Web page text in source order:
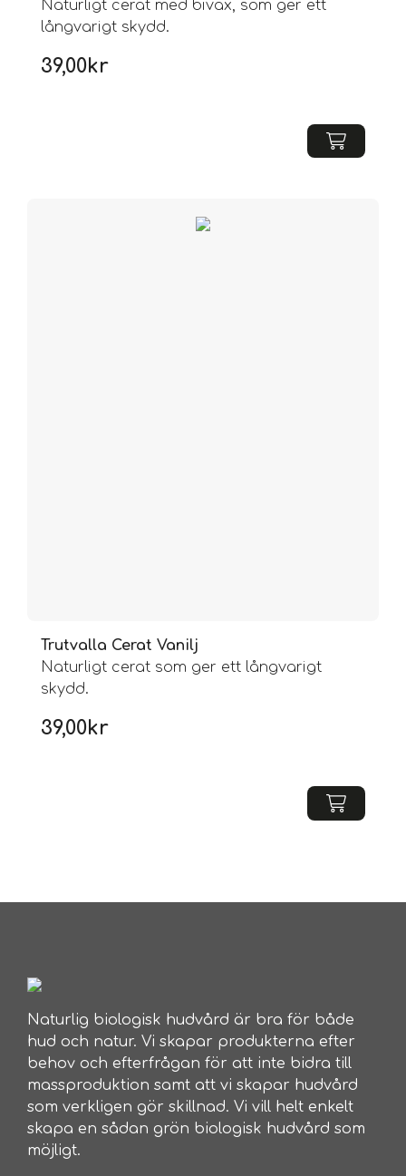
Naturligt cerat med bivax, som ger ett
långvarigt skydd.
39,00kr
Trutvalla Cerat Vanilj
Naturligt cerat som ger ett långvarigt
skydd.
39,00kr
Naturlig biologisk hudvård är bra för både
hud och natur. Vi skapar produkterna efter
behov och efterfrågan för att inte bidra till
massproduktion samt att vi skapar hudvård
som verkligen gör skillnad. Vi vill helt enkelt
skapa en sådan grön biologisk hudvård som
möjligt.